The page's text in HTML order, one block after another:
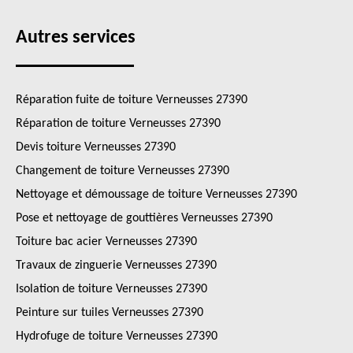
Autres services
Réparation fuite de toiture Verneusses 27390
Réparation de toiture Verneusses 27390
Devis toiture Verneusses 27390
Changement de toiture Verneusses 27390
Nettoyage et démoussage de toiture Verneusses 27390
Pose et nettoyage de gouttières Verneusses 27390
Toiture bac acier Verneusses 27390
Travaux de zinguerie Verneusses 27390
Isolation de toiture Verneusses 27390
Peinture sur tuiles Verneusses 27390
Hydrofuge de toiture Verneusses 27390